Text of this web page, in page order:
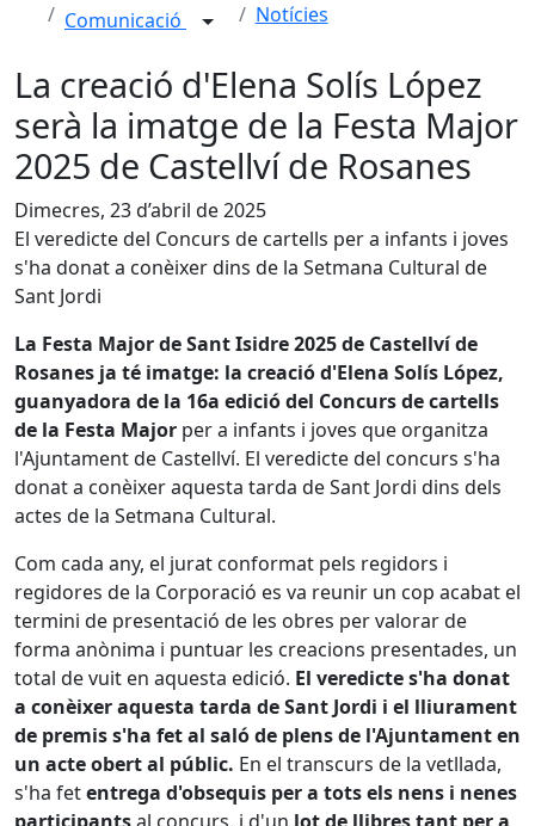
Comunicació Notícies
La creació d'Elena Solís López
serà la imatge de la Festa Major
2025 de Castellví de Rosanes
Dimecres, 23 d’abril de 2025
El veredicte del Concurs de cartells per a infants i joves
s'ha donat a conèixer dins de la Setmana Cultural de
Sant Jordi
La Festa Major de Sant Isidre 2025 de Castellví de
Rosanes ja té imatge: la creació d'Elena Solís López,
guanyadora de la 16a edició del Concurs de cartells
de la Festa Major per a infants i joves que organitza
l'Ajuntament de Castellví. El veredicte del concurs s'ha
donat a conèixer aquesta tarda de Sant Jordi dins dels
actes de la Setmana Cultural.
Com cada any, el jurat conformat pels regidors i
regidores de la Corporació es va reunir un cop acabat el
termini de presentació de les obres per valorar de
forma anònima i puntuar les creacions presentades, un
total de vuit en aquesta edició. El veredicte s'ha donat
a conèixer aquesta tarda de Sant Jordi i el lliurament
de premis s'ha fet al saló de plens de l'Ajuntament en
un acte obert al públic. En el transcurs de la vetllada,
s'ha fetentrega d'obsequis per a tots els nens i nenes